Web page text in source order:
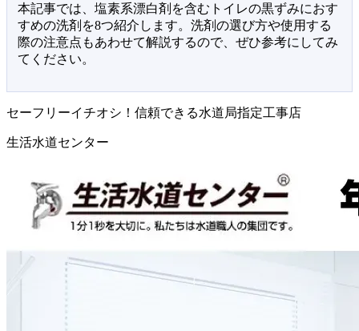
本記事では、塩素系漂白剤を含むトイレの黒ずみにおす
すめの洗剤を8つ紹介します。洗剤の選び方や使用する
際の注意点もあわせて解説するので、ぜひ参考にしてみ
てください。
セーフリーイチオシ！信頼できる水道局指定工事店
生活水道センター